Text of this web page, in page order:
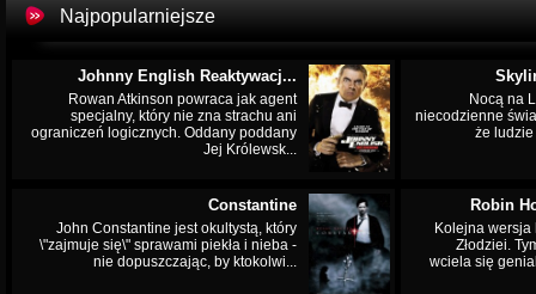
Najpopularniejsze
Johnny English Reaktywacj...
Rowan Atkinson powraca jak agent
specjalny, który nie zna strachu ani
ograniczeń logicznych. Oddany poddany
Jej Królewsk...
Nocą na
niecodzienne
że
Constantine
John Constantine jest okultystą, który
\"zajmuje się\" sprawami piekła i nieba -
nie dopuszczając, by ktokolwi...
Robin
Kolejna wersja
Złodziei.
wciela się